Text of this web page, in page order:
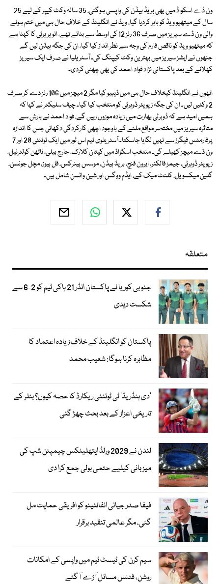
ون ڈے اسکواڈ میں بھی بریڈ ہیڈن کی واپسی ہوگئی، 35 سالہ وکٹ کیپر کے لیے 25
سال کے میتھیو ویڈ کو باہر کردیا گیا، ویڈ نے انگلینڈ کے خلاف حال ہی میں ختم ہونے
والی ون ڈے سیریز میں صرف 36 رنز 12 کی اوسط سے بنائے تھے، انویریرٹی کا کہنا ہے
کہ میتھیو ویڈ کو ناقص فارم کی وجہ سے نظر انداز کیا گیا، ان کی جگہ ہیڈن لیں گے
جنھوں نے ایشز سیریز میں بہترین وکٹ کیپنگ کی۔ آسٹریلیا نے صرف ایک سیریز
کھلانے کے بعد پاکستانی نژاد فواد احمد کی بھی چھٹی کردی۔
انھوں نے انگلینڈ کیخلاف حال ہی میں ڈیبیو کیا مگر 2 میچز میں 106 رنز دے کر صرف
2 وکٹیں لیں۔ ان کی جگہ زیویئر ڈوہرٹی کو منتخب کیا گیا۔ چیف سلیکٹر نے کہا کہ
ہمیں امید ہے کہ ڈوہرٹی بھارت میں زیادہ موزوں رہیں گے، فواد احمد نے بارش سے
متاثرہ سیریز میں مختصر مواقع ملنے کے باوجود اچھی کارکردگی دکھائی جس کا اندازہ
پرفارمنس فیگرز سے نہیں لگایا جاسکتا۔ آسٹریلوی ٹیم اس ٹور میں ایک ٹوئنٹی 20 اور 7
ون ڈے میچز کھیلے گی۔ منتخب اسکواڈ میں کپتان کلارک، جارج بیلی، ناتھن کولٹرنیل،
زیویئر ڈوہرٹی، جیمز فالکنر، ایرون فنچ، بریڈ ہیڈن، موسس ہینرکس، فل ہیوز، مچل جونسن،
گلین میکسویل، کلنٹ میک کے، ایڈم ووگس اور شین واٹسن شامل ہیں۔
متعلقہ
جنوبی کوریا نے پاکستان انڈر 21 ہاکی ٹیم کو 2-6 سے
شکست دیدی
پاکستان کو انگلینڈ کے خلاف زیادہ اعتماد کا
مظاہرہ کرنا ہوگا: شعیب محمد
’دی ہنڈریڈ‘ ٹی ٹوئنٹی ریکارڈ کا حصہ کیوں؟ بٹلر کے
تاریخی اعزاز کے بعد بحث چھڑ گئی
لندن نے 2029 ورلڈ ایتھلیٹکس چیمپئن شپ کی
میزبانی کیلیے حتمی بولی جمع کرا دی
فیفا صدر جیانی انفانٹینو کو افریقی حمایت مل
گئی، مگر عالمی تنقید برقرار
سیم کرن کی ٹیسٹ ٹیم میں واپسی کے امکانات
روشن، فٹنس مسائل آڑے آ گئے